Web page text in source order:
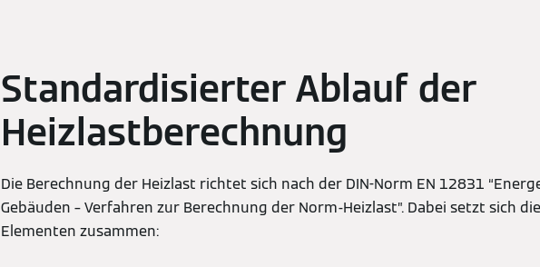
Standardisierter Ablauf der
Heizlastberechnung
Die Berechnung der Heizlast richtet sich nach der DIN-Norm EN 12831
Gebäuden – Verfahren zur Berechnung der Norm-Heizlast”. Dabei setzt sich
Elementen zusammen: